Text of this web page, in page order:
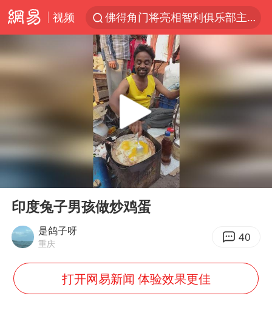
视频
佛得角门将亮相智利俱乐部主场
看守所辅警收受10万获刑1年
“深圳地面沉降致车辆损坏”不实
U17国足1分钟轰2球
首次证实！“胶球”存在
感觉全东北都在等7号
27岁女子成组织卖淫集团主犯被通缉
吉林一“温度计大楼”读数爆表
Play
00:39
印度兔子男孩做炒鸡蛋
是鸽子呀
重庆 40
打开网易新闻 体验效果更佳